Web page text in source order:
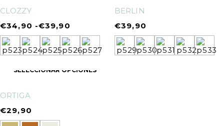
CLOZZY
€34,90 -€39,90
BERLIN
€39,90
SELECCIONAR OPCIONES
ORTIGA
€29,90